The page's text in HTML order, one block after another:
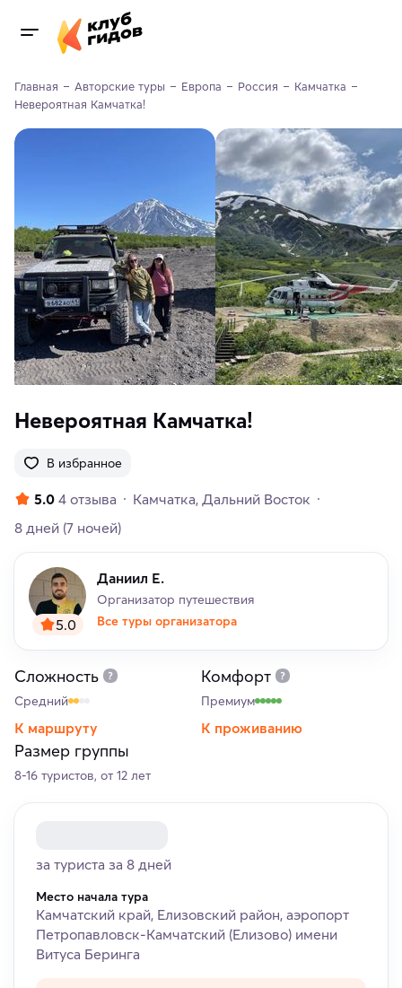
Главная Авторские туры Европа Россия
Камчатка
Невероятная Камчатка!
Невероятная Камчатка!
В избранное
5.0 4 отзыва Камчатка Дальний Восток
8 дней (7 ночей)
5.0
Даниил Е.
Организатор путешествия
Все туры организатора
Сложность
Средний
К маршруту
Комфорт
Премиум
К проживанию
Размер группы
8-16 туристов, от 12 лет
за туриста за 8 дней
Место начала тура
Камчатский край, Елизовский район, аэропорт
Петропавловск-Камчатский (Елизово) имени
Витуса Беринга